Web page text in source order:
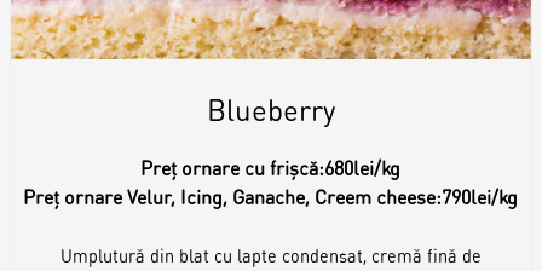
Blueberry
Preț ornare cu frișcă:680lei/kg
Preț ornare Velur, Icing, Ganache, Creem cheese:790lei/kg
Umplutură din blat cu lapte condensat, cremă fină de